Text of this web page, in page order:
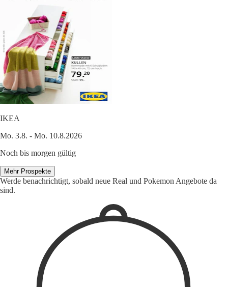
IKEA
Mo. 3.8. - Mo. 10.8.2026
Noch bis morgen gültig
Mehr Prospekte
Werde benachrichtigt, sobald neue Real und Pokemon Angebote da
sind.